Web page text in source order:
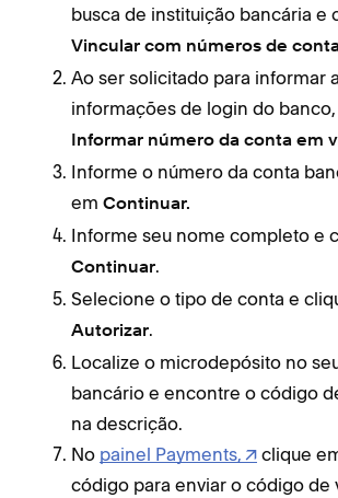
busca de instituição bancária e
Vincular com números de conta
Ao ser solicitado para informar
informações de login do
Informar número da conta em
Informe o número da conta
em Continuar.
Informe seu nome completo e
Continuar.
Selecione o tipo de conta e
Autorizar.
Localize o microdepósito no
bancário e encontre o código
na descrição.
No painel Payments,
clique
código para enviar o código de